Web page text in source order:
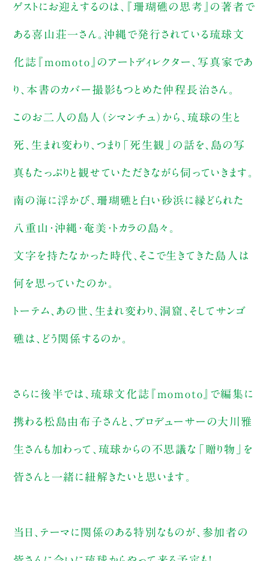
ゲストにお迎えするのは、『珊瑚礁の思考』の著者で
ある喜山荘一さん。沖縄で発行されている琉球文
化誌『momoto』のアートディレクター、写真家であ
り、本書のカバー撮影もつとめた仲程長治さん。
このお二人の島人（シマンチュ）から、琉球の生と
死、生まれ変わり、つまり「死生観」の話を、島の写
真もたっぷりと観せていただきながら伺っていきます。
南の海に浮かび、珊瑚礁と白い砂浜に縁どられた
八重山・沖縄・奄美・トカラの島々。
文字を持たなかった時代、そこで生きてきた島人は
何を思っていたのか。
トーテム、あの世、生まれ変わり、洞窟、そしてサンゴ
礁は、どう関係するのか。
さらに後半では、琉球文化誌『momoto』で編集に
携わる松島由布子さんと、プロデューサーの大川雅
生さんも加わって、琉球からの不思議な「贈り物」を
皆さんと一緒に紐解きたいと思います。
当日、テーマに関係のある特別なものが、参加者の